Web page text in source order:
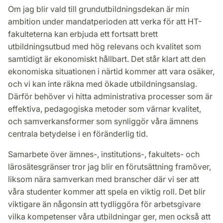
Om jag blir vald till grundutbildningsdekan är min
ambition under mandatperioden att verka för att HT-
fakulteterna kan erbjuda ett fortsatt brett
utbildningsutbud med hög relevans och kvalitet som
samtidigt är ekonomiskt hållbart. Det står klart att den
ekonomiska situationen i närtid kommer att vara osäker,
och vi kan inte räkna med ökade utbildningsanslag.
Därför behöver vi hitta administrativa processer som är
effektiva, pedagogiska metoder som värnar kvalitet,
och samverkansformer som synliggör våra ämnens
centrala betydelse i en föränderlig tid.
Samarbete över ämnes-, institutions-, fakultets- och
lärosätesgränser tror jag blir en förutsättning framöver,
liksom nära samverkan med branscher där vi ser att
våra studenter kommer att spela en viktig roll. Det blir
viktigare än någonsin att tydliggöra för arbetsgivare
vilka kompetenser våra utbildningar ger, men också att